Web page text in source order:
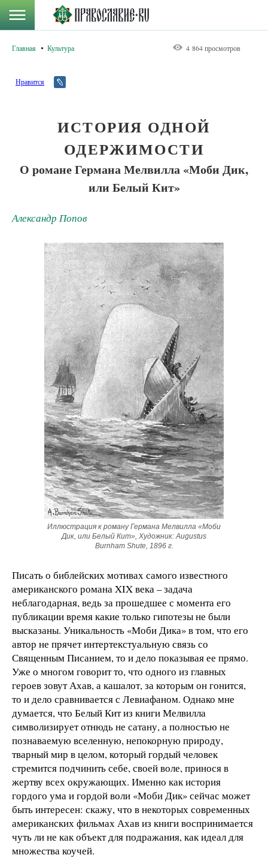
Главная Культура 4 864 просмотров
Нравится
ИСТОРИЯ ОДНОЙ
ОДЕРЖИМОСТИ
О романе Германа Мелвилла «Моби Дик,
или Белый Кит»
Александр Попов
Иллюстрация к роману Германа Мелвилла «Моби
Дик, или Белый Кит», Художник: Augustus
Burnham Shute, 1896 г.
Писать о библейских мотивах самого известного
американского романа XIX века – задача
неблагодарная, ведь за прошедшее с момента его
публикации время какие только гипотезы не были
высказаны. Уникальность «Моби Дика» в том, что его
автор не прячет интертекстуальную связь со
Священным Писанием, то и дело показывая ее прямо.
Уже о многом говорит то, что одного из главных
героев зовут Ахав, а кашалот, за которым он гонится,
то и дело сравнивается с Левиафаном. Однако мне
думается, что Белый Кит из книги Мелвилла
символизирует отнюдь не сатану, а полностью не
познаваемую вселенную, непокорную природу,
тварный мир в целом, который гордый человек
стремится подчинить себе, своей воле, принося в
жертву всех окружающих. Именно как история
гордого ума и гордой воли «Моби Дик» сейчас может
быть интересен: скажу, что в некоторых современных
американских фильмах Ахав из книги воспринимается
чуть ли не как объект для подражания, как идеал для
множества коучей.